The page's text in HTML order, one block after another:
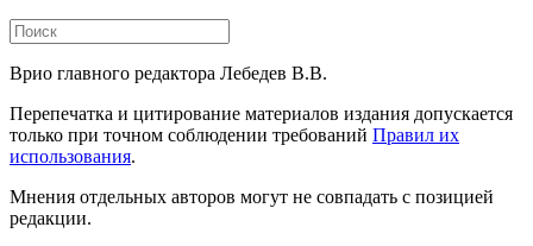
Врио главного редактора Лебедев В.В.
Перепечатка и цитирование материалов издания допускается
только при точном соблюдении требований Правил их
использования.
Мнения отдельных авторов могут не совпадать с позицией
редакции.